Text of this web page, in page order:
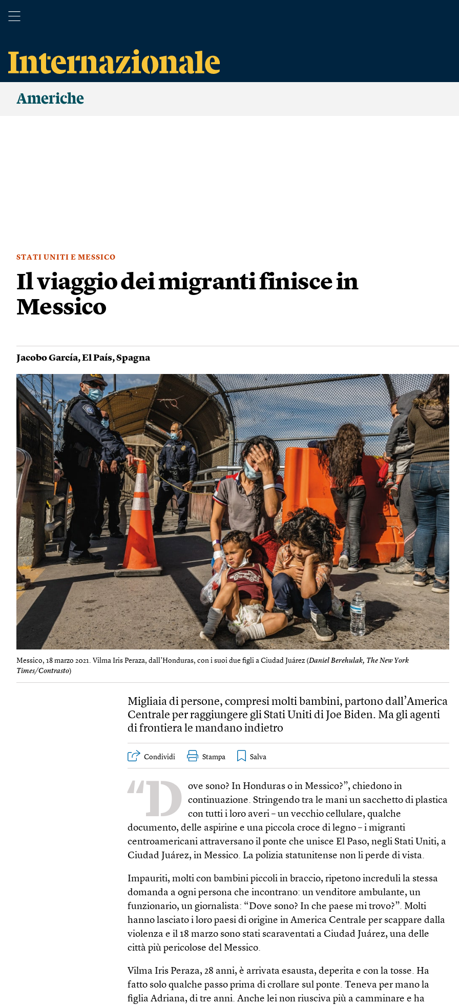
Americhe
STATI UNITI E MESSICO
Il viaggio dei migranti finisce in
Messico
Jacobo García,El País,Spagna
Messico, 18 marzo 2021. Vilma Iris Peraza, dall’Honduras, con i suoi due figli a Ciudad Juárez (Daniel Bere​hulak, The New York
Times/Contrasto)
Migliaia di persone, compresi molti bambini, partono dall’America
Centrale per raggiungere gli Stati Uniti di Joe Biden. Ma gli agenti
di frontiera le mandano indietro
Condividi Stampa
“D
ove sono? In Honduras o in Messico?”, chiedono in
continuazione. Stringendo tra le mani un sacchetto di plastica
con tutti i loro averi – un vecchio cellulare, qualche
documento, delle aspirine e una piccola croce di legno – i migranti
centroamericani attraversano il ponte che unisce El Paso, negli Stati Uniti, a
Ciudad Juárez, in Messico. La polizia statunitense non li perde di vista.
Impauriti, molti con bambini piccoli in braccio, ripetono increduli la stessa
domanda a ogni persona che incontrano: un venditore ambulante, un
funzionario, un giornalista: “Dove sono? In che paese mi trovo?”. Molti
hanno lasciato i loro paesi di origine in America Centrale per scappare dalla
violenza e il 18 marzo sono stati scaraventati a Ciudad Juárez, una delle
città più pericolose del Messico.
Vilma Iris Peraza, 28 anni, è arrivata esausta, deperita e con la tosse. Ha
fatto solo qualche passo prima di crollare sul ponte. Teneva per mano la
figlia Adriana, di tre anni. Anche lei non riusciva più a camminare e ha